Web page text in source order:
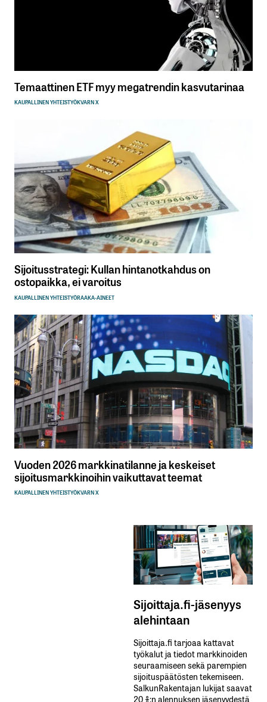
Temaattinen ETF myy megatrendin kasvutarinaa
KAUPALLINEN YHTEISTYÖKVARN X
Sijoitusstrategi: Kullan hintanotkahdus on
ostopaikka, ei varoitus
KAUPALLINEN YHTEISTYÖRAAKA-AINEET
Vuoden 2026 markkinatilanne ja keskeiset
sijoitusmarkkinoihin vaikuttavat teemat
KAUPALLINEN YHTEISTYÖKVARN X
Sijoittaja.fi-jäsenyys
alehintaan
Sijoittaja.fi tarjoaa kattavat
työkalut ja tiedot markkinoiden
seuraamiseen sekä parempien
sijoituspäätösten tekemiseen.
SalkunRakentajan lukijat saavat
20 %:n alennuksen jäsenyydestä